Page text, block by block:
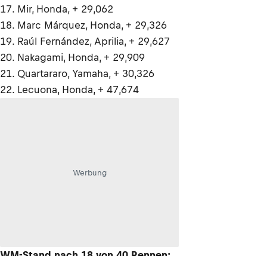
17. Mir, Honda, + 29,062
18. Marc Márquez, Honda, + 29,326
19. Raúl Fernández, Aprilia, + 29,627
20. Nakagami, Honda, + 29,909
21. Quartararo, Yamaha, + 30,326
22. Lecuona, Honda, + 47,674
Werbung